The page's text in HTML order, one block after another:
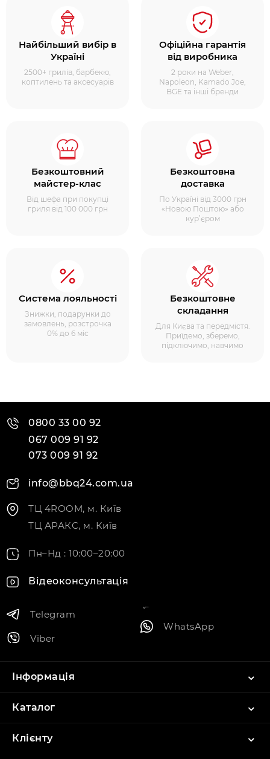
Найбільший вибір в
Україні
2500+ грилів, барбекю,
коптилень та аксесуарів
Офіційна гарантія
від виробника
2 роки на Weber,
Napoleon, Kamado Joe,
BGE та інші бренди
Безкоштовний
майстер-клас
Від шефа при покупці
гриля від 100 000 грн
Безкоштовна
доставка
По Україні від 3000 грн
«Новою Поштою» або
кур’єром
Система лояльності
Знижки, подарунки до
замовлень, розстрочка
0% до 6 міс
Безкоштовне
складання
Для Києва та передмістя.
Приїдемо, зберемо,
підключимо, навчимо
0800 33 00 92
067 009 91 92
073 009 91 92
info@bbq24.com.ua
ТЦ 4ROOM, м. Київ
ТЦ АРАКС, м. Київ
Пн–Нд : 10:00–20:00
Відеоконсультація
Telegram
Viber
WhatsApp
Інформація
Каталог
Клієнту